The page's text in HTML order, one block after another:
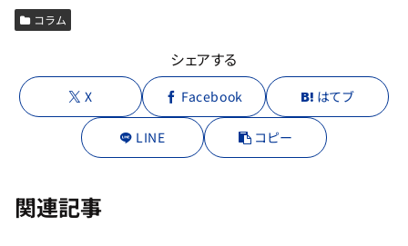
コラム
シェアする
X Facebook はてブ
LINE コピー
関連記事